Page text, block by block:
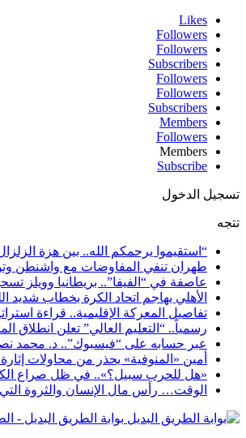
Likes
Followers
Followers
Subscribers
Followers
Followers
Subscribers
Members
Followers
Members
Subscribe
تسجيل الدخول
تتجه
“استقيموا يرحمكم الله.. بين هزة
طهران تنفي المفاوضات مع واشنطن
عاصفة في “الفيفا”.. بريطانيا وويلز
الأهلي يهاجم اتحاد الكرة بخطاب شديد
تفاصيل المعركة الإقليمية.. قراءة
رسمياً.. “التعليم العالي” تعلن انطلاق المرحلة الأولى لتنسيق الجامعات 2026 الأربعاء المقبل
عبر حسابه على “فيسبوك”.. د. محمد
أمين «المنوفية» يحذر من محاولات
«هل للحرب سبيل؟».. في ظل صراع
الوقت… رأس مال الإنسان والثروة
بوابة الطريق البديل -